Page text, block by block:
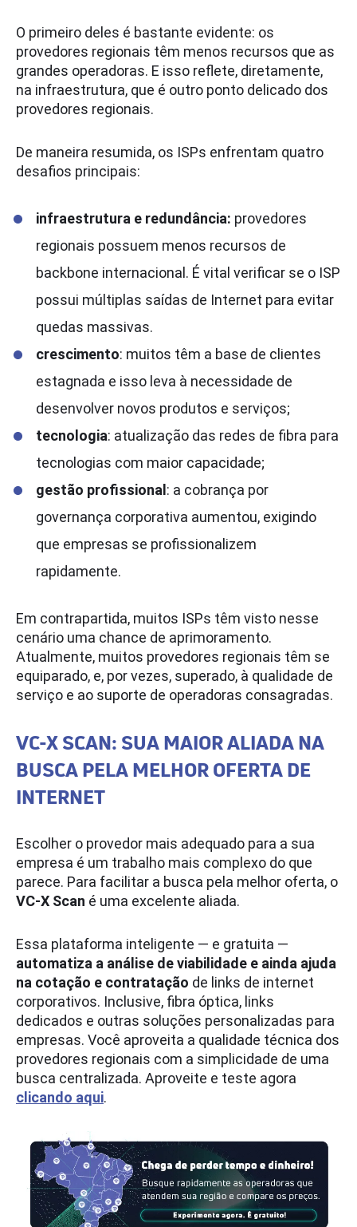
O primeiro deles é bastante evidente: os
provedores regionais têm menos recursos que as
grandes operadoras. E isso reflete, diretamente,
na infraestrutura, que é outro ponto delicado dos
provedores regionais.
De maneira resumida, os ISPs enfrentam quatro
desafios principais:
infraestrutura e redundância: provedores
regionais possuem menos recursos de
backbone internacional. É vital verificar se o ISP
possui múltiplas saídas de Internet para evitar
quedas massivas.
crescimento: muitos têm a base de clientes
estagnada e isso leva à necessidade de
desenvolver novos produtos e serviços;
tecnologia: atualização das redes de fibra para
tecnologias com maior capacidade;
gestão profissional : a cobrança por
governança corporativa aumentou, exigindo
que empresas se profissionalizem
rapidamente.
Em contrapartida, muitos ISPs têm visto nesse
cenário uma chance de aprimoramento.
Atualmente, muitos provedores regionais têm se
equiparado, e, por vezes, superado, à qualidade de
serviço e ao suporte de operadoras consagradas.
VC-X SCAN: SUA MAIOR ALIADA NA
BUSCA PELA MELHOR OFERTA DE
INTERNET
Escolher o provedor mais adequado para a sua
empresa é um trabalho mais complexo do que
parece. Para facilitar a busca pela melhor oferta, o
VC-X Scan é uma excelente aliada.
Essa plataforma inteligente ― e gratuita ―
automatiza a análise de viabilidade e ainda ajuda
na cotação e contratação de links de internet
corporativos. Inclusive, fibra óptica, links
dedicados e outras soluções personalizadas para
empresas. Você aproveita a qualidade técnica dos
provedores regionais com a simplicidade de uma
busca centralizada. Aproveite e teste agora
clicando aqui.